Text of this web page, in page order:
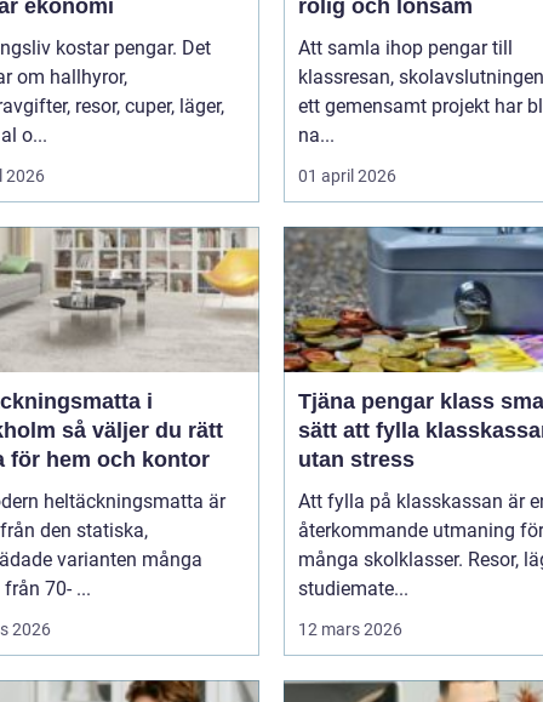
ekonomi
kostar pengar. Det
om hallhyror,
resor, cuper, läger,
o...
2026
rolig och lönsam
Att samla ihop pengar till
klassresan,
ett gemensamt projekt har
na...
01 april 2026
i
du rätt
för hem och kontor
heltäckningsmatta är
den statiska,
varianten många
70- ...
2026
Tjäna pengar klass smarta
sätt att fylla
utan stress
Att fylla på klasskassan är
återkommande utmaning för
många skolklasser. Resor,
studiemate...
12 mars 2026